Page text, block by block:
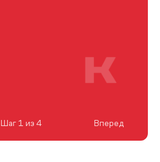
Шаг 1 из 4 Вперед